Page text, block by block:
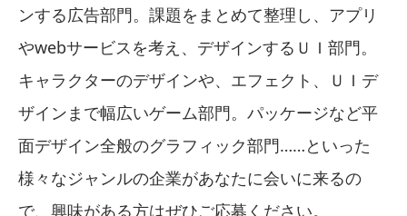
ンする広告部門。課題をまとめて整理し、アプリ
やwebサービスを考え、デザインするＵＩ部門。
キャラクターのデザインや、エフェクト、ＵＩデ
ザインまで幅広いゲーム部門。パッケージなど平
面デザイン全般のグラフィック部門……といった
様々なジャンルの企業があなたに会いに来るの
で、興味がある方はぜひご応募ください。